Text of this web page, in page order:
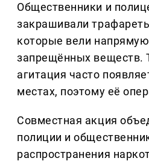
Общественники и
закрашивали
которые вели
запрещённых веществ.
агитация часто
местах, поэтому её
Совместная акция
полиции и
распространения